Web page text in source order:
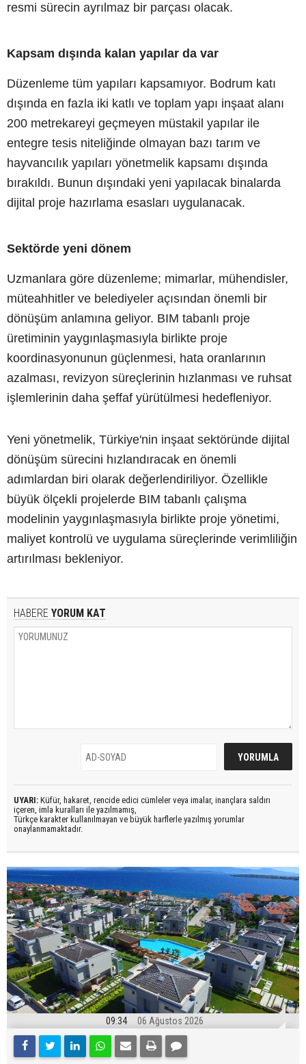
resmi sürecin ayrılmaz bir parçası olacak.
Kapsam dışında kalan yapılar da var
Düzenleme tüm yapıları kapsamıyor. Bodrum katı
dışında en fazla iki katlı ve toplam yapı inşaat alanı
200 metrekareyi geçmeyen müstakil yapılar ile
entegre tesis niteliğinde olmayan bazı tarım ve
hayvancılık yapıları yönetmelik kapsamı dışında
bırakıldı. Bunun dışındaki yeni yapılacak binalarda
dijital proje hazırlama esasları uygulanacak.
Sektörde yeni dönem
Uzmanlara göre düzenleme; mimarlar, mühendisler,
müteahhitler ve belediyeler açısından önemli bir
dönüşüm anlamına geliyor. BIM tabanlı proje
üretiminin yaygınlaşmasıyla birlikte proje
koordinasyonunun güçlenmesi, hata oranlarının
azalması, revizyon süreçlerinin hızlanması ve ruhsat
işlemlerinin daha şeffaf yürütülmesi hedefleniyor.
Yeni yönetmelik, Türkiye'nin inşaat sektöründe dijital
dönüşüm sürecini hızlandıracak en önemli
adımlardan biri olarak değerlendiriliyor. Özellikle
büyük ölçekli projelerde BIM tabanlı çalışma
modelinin yaygınlaşmasıyla birlikte proje yönetimi,
maliyet kontrolü ve uygulama süreçlerinde verimliliğin
artırılması bekleniyor.
HABERE YORUM KAT
UYARI: Küfür, hakaret, rencide edici cümleler veya imalar, inançlara saldırı
içeren, imla kuralları ile yazılmamış,
Türkçe karakter kullanılmayan ve büyük harflerle yazılmış yorumlar
onaylanmamaktadır.
09:34 06 Ağustos 2026